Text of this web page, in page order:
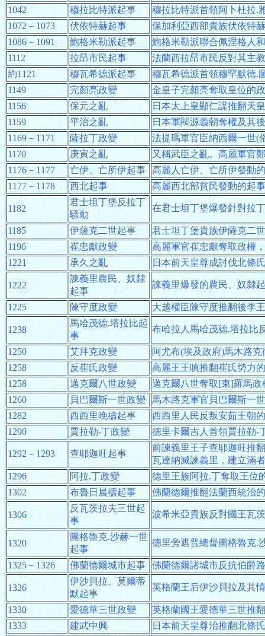
1042
穆拉比特派起事
穆拉比特派首領阿卜杜拉.
1072－1073
伏依特赫起事
保加利亞西部貴族伏依特
1086－1091
鮑格米勒派起事
鮑格米勒派聯合佩涅格人
1112
拉昂市民起事
法蘭西拉昂市民反對其主
約1121
穆瓦希德派起事
穆瓦希德派首領穆罕默德.
1149
完顏亮政變
金皇子完顏亮奪取皇位的
1156
保元之亂
日本太上皇顯仁謀推翻天
1159
平治之亂
日本軍閥源義朝奪權及其
1169－1171
薩拉丁政變
法提瑪軍官臣納西爾一世(
1170
庚寅之亂
又稱武臣之亂。高麗軍官
1176－1177
亡伊、亡所伊起事
高麗人亡伊、亡所伊發動
1177－1178
西北起事 高麗西北部貧民發動的起事
1182
君士坦丁堡反拉丁
騷動
在君士坦丁堡爆發針對拉
1185 伊薩克二世起事
君士坦丁堡貴族伊薩克二
1196
崔忠獻政變
高麗軍官崔忠獻奪取政權
1221
承久之亂 日本前天皇尊成討伐北條
1222
諫義里農民、奴隸
起事
諫義里爆發的農民、奴隸
1225 陳守度政變 大越權臣陳守度推翻後李
1238
馬哈茂德.塔拉比起
事
布哈拉人馬哈茂德.塔拉比
1250 艾拜克政變
阿尤布(埃及政府)馬木路
1258
反崔氏政變
高麗王王嗔推翻崔氏勢力
1258
邁克爾八世政變
邁克爾八世奪取[東]羅馬政
1260
貝巴爾斯一世政變
馬木路克軍官貝巴爾斯一
1282
西西里晚禱起事
西西里人民反叛安茹王朝
1290
賈拉勒-丁政變 德里卡爾吉人首領賈拉勒-
1292－1293 查耶迦旺起事
前諫義里王子查耶迦旺推
瓦達納滅諫義里，建立滿
1296
阿拉.丁政變
德里王族阿拉.丁奪取王位
1302
布魯日晨禱起事 佛蘭德爾推翻法蘭西統治
1306
反瓦茨拉夫三世起
事
波希米亞貴族反對國王瓦
1320
圖格魯克.沙赫一世
起事
德里旁遮普總督圖格魯克.
1325－1326 佛蘭德爾城市起事 佛蘭德爾諸城市反抗伯爵
1326
伊沙貝拉、莫爾蒂
默起事
英格蘭王后伊沙貝拉及其
1330 愛德華三世政變
英格蘭國王愛德華三世推
1333
建武中興 日本前天皇尊治推翻北條